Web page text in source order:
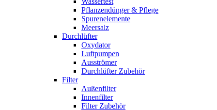
Pflanzendünger & Pflege
Spurenelemente
Meersalz
Durchlüfter
Oxydator
Luftpumpen
Ausströmer
Durchlüfter Zubehör
Filter
Außenfilter
Innenfilter
Filter Zubehör